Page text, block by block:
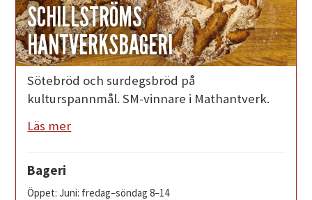
SCHILLSTRÖMS
HANTVERKSBAGERI
Sötebröd och surdegsbröd på
kulturspannmål. SM-vinnare i Mathantverk.
Läs mer
Bageri
Öppet: Juni: fredag–söndag 8–14